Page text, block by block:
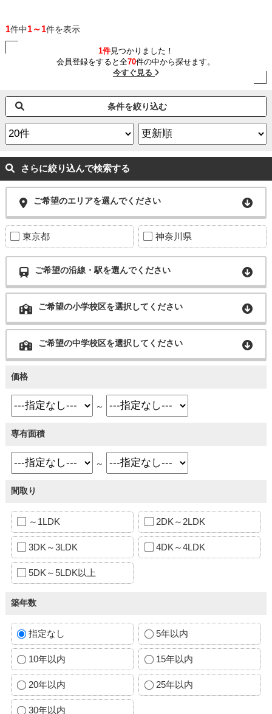
1件中1～1件を表示
1件見つかりました！
会員登録をすると全70件の中から探せます。
今すぐ見る
条件を絞り込む
さらに絞り込んで検索する
ご希望のエリアを選んでください
東京都 神奈川県
ご希望の沿線・駅を選んでください
ご希望の小学校区を選択してください
ご希望の中学校区を選択してください
価格
～
専有面積
～
間取り
～1LDK 2DK～2LDK
3DK～3LDK 4DK～4LDK
5DK～5LDK以上
築年数
指定なし 5年以内
10年以内 15年以内
20年以内 25年以内
30年以内